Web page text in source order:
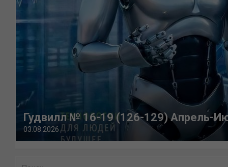
Гудвилл № 16-19 (126-129) Апрель-
03.08.2026